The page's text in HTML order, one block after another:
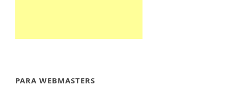
PARA WEBMASTERS